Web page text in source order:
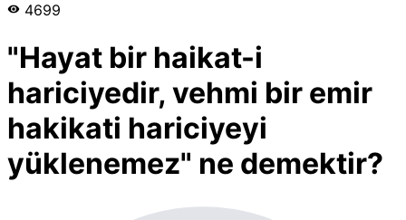
4699
"Hayat bir haikat-i
hariciyedir, vehmi bir emir
hakikati hariciyeyi
yüklenemez" ne demektir?